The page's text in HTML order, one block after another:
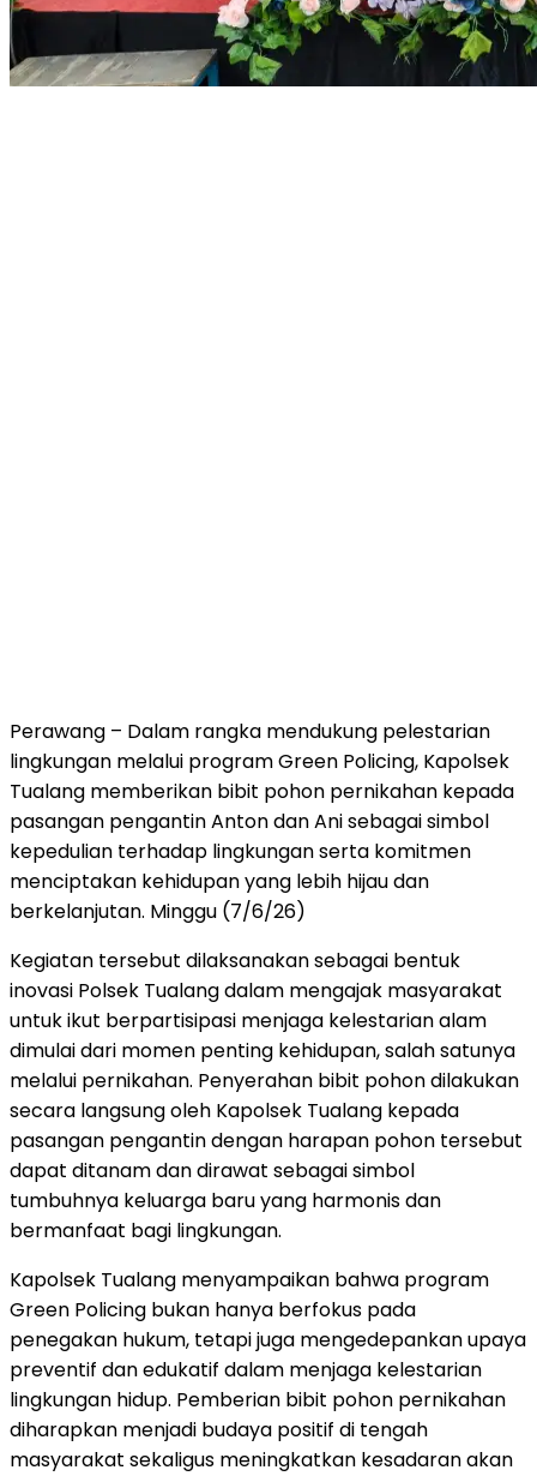
Perawang – Dalam rangka mendukung pelestarian
lingkungan melalui program Green Policing, Kapolsek
Tualang memberikan bibit pohon pernikahan kepada
pasangan pengantin Anton dan Ani sebagai simbol
kepedulian terhadap lingkungan serta komitmen
menciptakan kehidupan yang lebih hijau dan
berkelanjutan. Minggu (7/6/26)
Kegiatan tersebut dilaksanakan sebagai bentuk
inovasi Polsek Tualang dalam mengajak masyarakat
untuk ikut berpartisipasi menjaga kelestarian alam
dimulai dari momen penting kehidupan, salah satunya
melalui pernikahan. Penyerahan bibit pohon dilakukan
secara langsung oleh Kapolsek Tualang kepada
pasangan pengantin dengan harapan pohon tersebut
dapat ditanam dan dirawat sebagai simbol
tumbuhnya keluarga baru yang harmonis dan
bermanfaat bagi lingkungan.
Kapolsek Tualang menyampaikan bahwa program
Green Policing bukan hanya berfokus pada
penegakan hukum, tetapi juga mengedepankan upaya
preventif dan edukatif dalam menjaga kelestarian
lingkungan hidup. Pemberian bibit pohon pernikahan
diharapkan menjadi budaya positif di tengah
masyarakat sekaligus meningkatkan kesadaran akan